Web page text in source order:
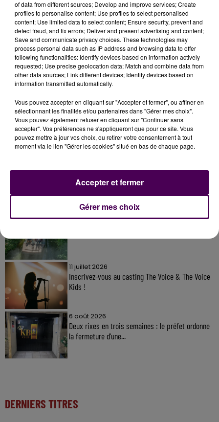
conducteurs respectaient le code. La majorité des
accidents est due à des défauts de comportement
et les vitesses excessives en sont l’une des causes.
Les radars à double-sens permettent de lutter avec
plus d’efficacité contre les excès de vitesse qui
mettent en danger tous les usagers de la
route"commente-t-on du côté des services de l’Etat.
À LA UNE
31 juillet 2026
11 juillet 2026
Inscrivez-vous au casting The Voice & The Voice
Kids !
6 août 2026
Deux rixes en trois semaines : le préfet ordonne
la fermeture d'une...
DERNIERS TITRES
of data from different sources; Develop and improve services; Create
profiles to personalise content; Use profiles to select personalised
content; Use limited data to select content; Ensure security, prevent and
detect fraud, and fix errors; Deliver and present advertising and content;
Save and communicate privacy choices. These technologies may
process personal data such as IP address and browsing data to offer
following functionalities: Identify devices based on information actively
requested; Use precise geolocation data; Match and combine data from
other data sources; Link different devices; Identify devices based on
information transmitted automatically.
Vous pouvez accepter en cliquant sur "Accepter et fermer", ou affiner en
sélectionnant les finalités et/ou partenaires dans "Gérer mes choix".
Vous pouvez également refuser en cliquant sur "Continuer sans
accepter". Vos préférences ne s'appliqueront que pour ce site. Vous
pouvez mettre à jour vos choix, ou retirer votre consentement à tout
moment via le lien "Gérer les cookies" situé en bas de chaque page.
Gérer mes choix
Accepter et fermer